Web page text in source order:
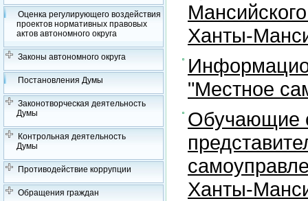
Оценка регулирующего воздействия
проектов нормативных правовых
актов автономного округа
Законы автономного округа
Постановления Думы
Законотворческая деятельность
Думы
Контрольная деятельность
Думы
Противодействие коррупции
Обращения граждан
Ханты-
"Местное
Обучающие
Ханты-